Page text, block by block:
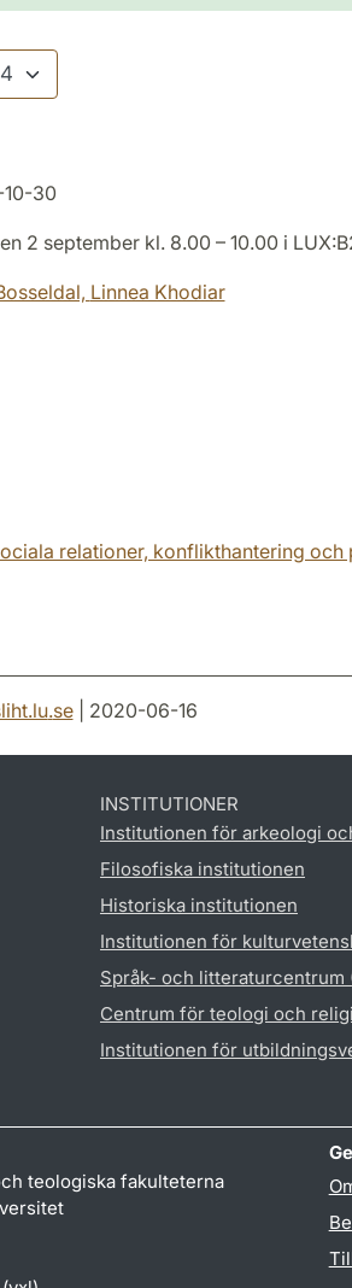
30
2 september kl. 8.00 – 10.00 i
Linnea Khodiar
relationer, konflikthantering och
.se| 2020-06-16
INSTITUTIONER
Institutionen för arkeologi
Filosofiska institutionen
Historiska institutionen
Institutionen för
Språk- och litteraturcentrum
Centrum för teologi och
Institutionen för
teologiska fakulteterna